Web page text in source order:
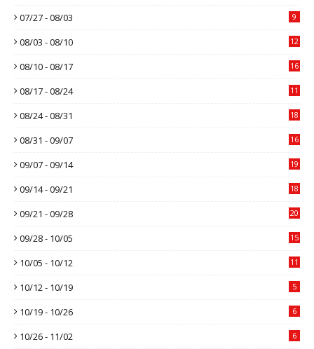
07/27 - 08/03 9
08/03 - 08/10 12
08/10 - 08/17 16
08/17 - 08/24 11
08/24 - 08/31 18
08/31 - 09/07 16
09/07 - 09/14 19
09/14 - 09/21 18
09/21 - 09/28 20
09/28 - 10/05 15
10/05 - 10/12 11
10/12 - 10/19 5
10/19 - 10/26 6
10/26 - 11/02 6